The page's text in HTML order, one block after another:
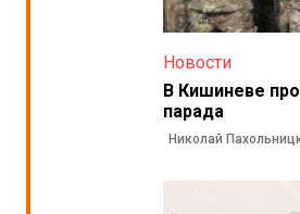
Новости
В Кишиневе
парада
Николай